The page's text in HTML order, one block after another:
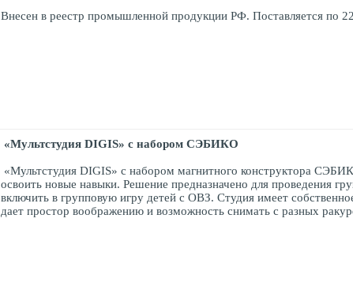
Внесен в реестр промышленной продукции РФ. Поставляется
«Мультстудия DIGIS» с набором СЭБИКО
«Мультстудия DIGIS» с набором магнитного конструктора
освоить новые навыки. Решение предназначено для проведения
включить в групповую игру детей с ОВЗ. Студия имеет
дает простор воображению и возможность снимать с разных